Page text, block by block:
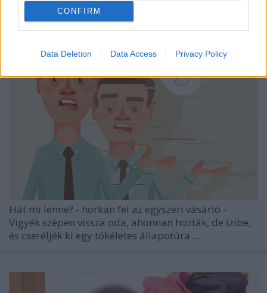
CONFIRM
Data Deletion Data Access Privacy Policy
Hát mi lenne? - horkan fel az egyszeri vásárló -
Vigyék szépen vissza oda, ahonnan hozták, de izibe,
és cseréljék ki egy tökéletes állapotúra ...